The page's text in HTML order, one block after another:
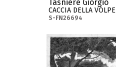
Tasnière Giorgio
CACCIA DELLA VOLPE
S-FN26694